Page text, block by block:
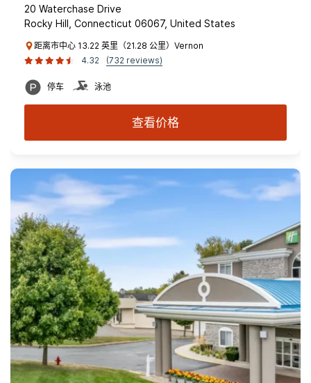
20 Waterchase Drive
Rocky Hill, Connecticut 06067, United States
距离市中心 13.22 英里（21.28 公里）Vernon
4.32
(732 reviews)
停车 泳池
查看价格